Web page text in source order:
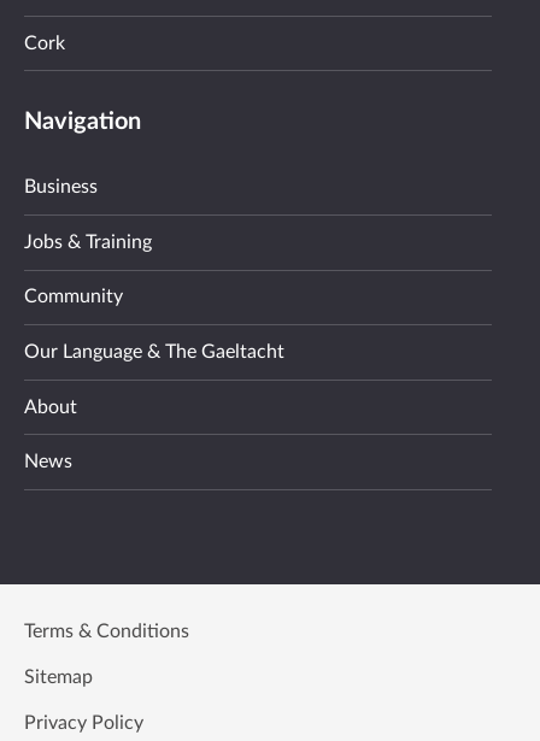
Cork
Navigation
Business
Jobs & Training
Community
Our Language & The Gaeltacht
About
News
Terms & Conditions
Sitemap
Privacy Policy